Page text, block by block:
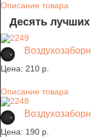
Описание товара
Десять
Цена: 210 p.
Описание товара
Цена: 190 p.